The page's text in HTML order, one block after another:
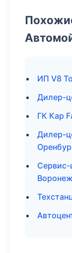
ИП V8
Дилер-
ГК Кар
Дилер-
Сервис-
Воронеж